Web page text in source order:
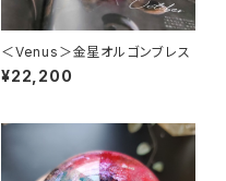
＜Venus＞金星オルゴンブレス
¥22,200